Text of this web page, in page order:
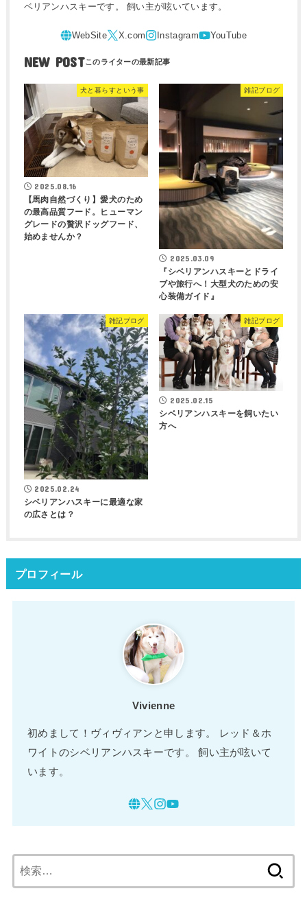
ベリアンハスキーです。 飼い主が呟いています。
NEW POST
犬と暮らすという事
2025.08.16
【馬肉自然づくり】愛犬のため
の最高品質フード。ヒューマン
グレードの贅沢ドッグフード、
始めませんか？
雑記ブログ
2025.03.09
『シベリアンハスキーとドライ
ブや旅行へ！大型犬のための安
心装備ガイド』
雑記ブログ
2025.02.24
シベリアンハスキーに最適な家
の広さとは？
雑記ブログ
2025.02.15
シベリアンハスキーを飼いたい
方へ
プロフィール
Vivienne
初めまして！ヴィヴィアンと申します。 レッド＆ホ
ワイトのシベリアンハスキーです。 飼い主が呟いて
います。
索: